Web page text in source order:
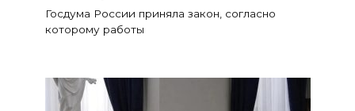
Госдума России приняла закон, согласно
которому работы